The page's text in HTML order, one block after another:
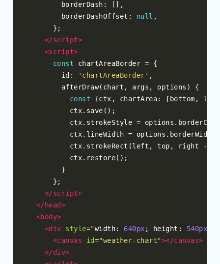
        borderDash
:
[],
        borderDashOffset
: null ,
};
</script>
<script>
const chartAreaBorder =
{
        id
: 'chartAreaBorder' ,
        afterDraw
( chart , args , options )
{
const
{ctx , chartArea: { bottom , left
          ctx
. save ();
          ctx
. strokeStyle = options .
          ctx
. lineWidth = options . borderWidth
          ctx
. strokeRect (left , top , right -
          ctx
. restore();
}
};
</script>
</head>
<body>
<div
style="width: 640px ; height : 540px
<canvas
id="weather-chart"></canvas>
</div>